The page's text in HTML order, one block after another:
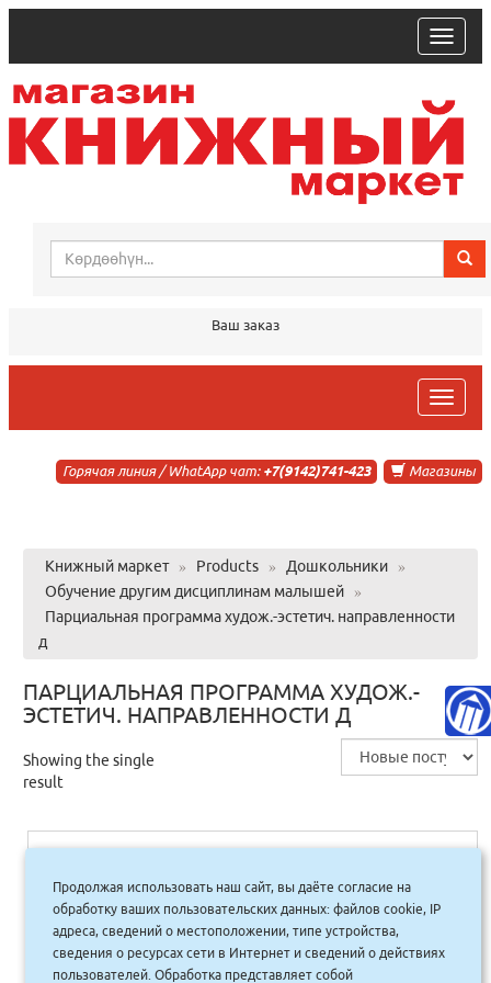
trk
Ваш заказ
trk
Магазины
Горячая линия / WhatApp чат: +7(9142)741-423
Книжный маркет » Products » Дошкольники
»
Обучение другим дисциплинам малышей
»
Парциальная программа худож.-эстетич. направленности
д
ПАРЦИАЛЬНАЯ ПРОГРАММА ХУДОЖ.-
ЭСТЕТИЧ. НАПРАВЛЕННОСТИ Д
Showing the single
result
эстетич. направленности д/детей 4-
7лет Играем в театр (обл)
675.00руб.
Купить
Продолжая использовать наш сайт, вы даёте согласие на
обработку ваших пользовательских данных: файлов cookie, IP
адреса, сведений о местоположении, типе устройства,
сведения о ресурсах сети в Интернет и сведений о действиях
пользователей. Обработка представляет собой